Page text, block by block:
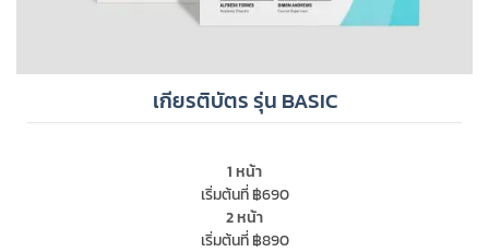
เกียรติบัตร รุ่น BASIC
1 หน้า
เริ่มต้นที่ ฿690
2 หน้า
เริ่มต้นที่ ฿890